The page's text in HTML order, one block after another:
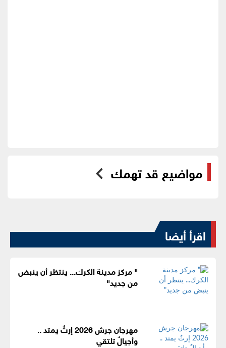
مواضيع قد تهمك
اقرأ أيضا
" مركز مدينة الكرك... ينتظر أن ينبض
من جديد"
مهرجان جرش 2026 إرثٌ يمتد ..
وأجيالٌ تلتقي